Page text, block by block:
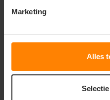
Marketing
Alles
Onze kinder hoodies zijn
ideaal voor het creëren van
mogelijkheid om te
kledingstuk dat echt opvalt.
Waarom
kinder